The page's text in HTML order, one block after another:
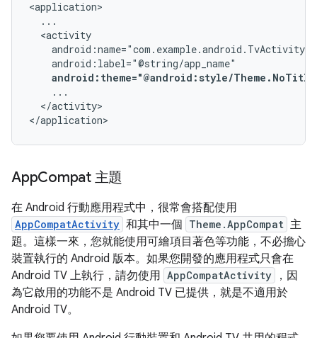
android:theme="@android:style/
</activity>
</application>
AppCompat 主題
在 Android 行動應用程式中，很常會搭配使用
AppCompatActivity 和其中一個 Theme.AppCompat 主
題。這樣一來，您就能使用可繪項目著色等功能，不必擔心
裝置執行的 Android 版本。如果您開發的應用程式只會在
Android TV 上執行，請勿使用 AppCompatActivity
，因
為它啟用的功能不是 Android TV 已提供，就是不適用於
Android TV。